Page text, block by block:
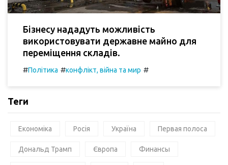
Бізнесу нададуть можливість
використовувати державне майно для
переміщення складів.
#Політика #конфлікт, війна та мир #
Теги
Економіка Росія Україна Первая полоса
Дональд Трамп Європа Финансы